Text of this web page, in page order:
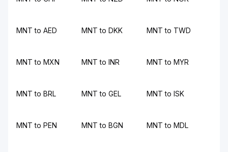
MNT to AED MNT to DKK MNT to TWD
MNT to MXN MNT to INR MNT to MYR
MNT to BRL MNT to GEL MNT to ISK
MNT to PEN MNT to BGN MNT to MDL